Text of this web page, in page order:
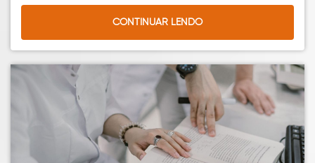
CONTINUAR LENDO